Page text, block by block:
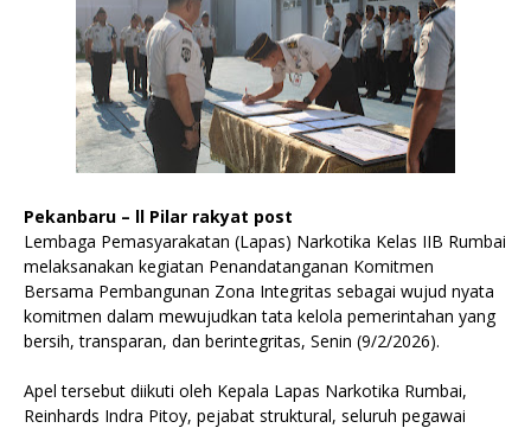
Pekanbaru – ll Pilar rakyat post
Lembaga Pemasyarakatan (Lapas) Narkotika Kelas IIB Rumbai
melaksanakan kegiatan Penandatanganan Komitmen
Bersama Pembangunan Zona Integritas sebagai wujud nyata
komitmen dalam mewujudkan tata kelola pemerintahan yang
bersih, transparan, dan berintegritas, Senin (9/2/2026).
Apel tersebut diikuti oleh Kepala Lapas Narkotika Rumbai,
Reinhards Indra Pitoy, pejabat struktural, seluruh pegawai